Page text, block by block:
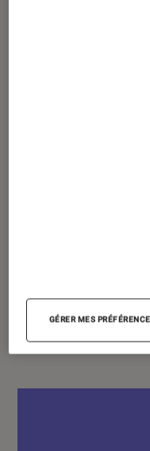
cracher sur vos
GÉRER MES